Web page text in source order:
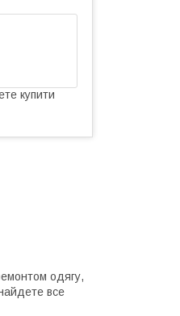
купити
одягу,
все